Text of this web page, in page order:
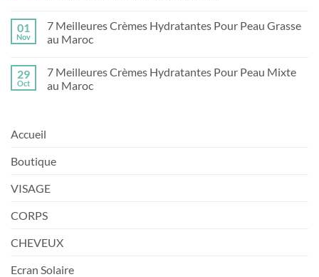
sur
Meilleure
Crèmes
Peau
Sensible
:
01
Nov
7 Meilleures Crèmes Hydratantes Pour Peau Grasse
au Maroc
sur
Meilleures
29
Oct
7 Meilleures Crèmes Hydratantes Pour Peau Mixte
au Maroc
Pour
Mixte
au
Accueil
Boutique
VISAGE
CORPS
CHEVEUX
Ecran Solaire